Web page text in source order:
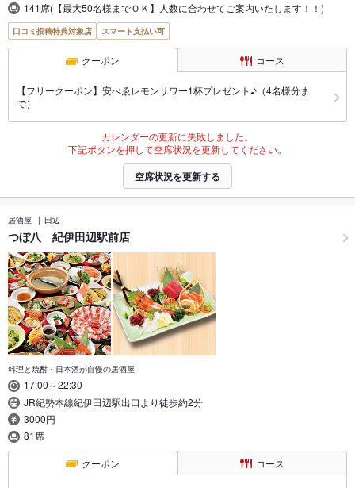
141席(【最大50名様までＯＫ】人数に合わせてご案内いたします！！)
口コミ投稿特典対象店 スマート支払い可
クーポン コース
【フリークーポン】安べゑレモンサワー1杯プレゼント♪（4名様分ま
で）
カレンダーの更新に失敗しました。
下記ボタンを押して空席状況を更新してください。
空席状況を更新する
居酒屋 田辺
つぼ八 紀伊田辺駅前店
料理と焼酎・日本酒が自慢の居酒屋
17:00～22:30
JR紀勢本線紀伊田辺駅出口より徒歩約2分
3000円
81席
クーポン コース